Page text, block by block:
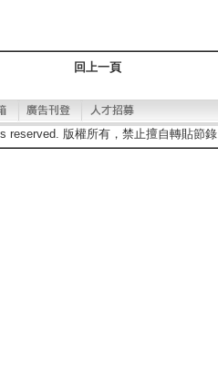
回上一頁
reserved. 版權所有，禁止擅自轉貼節錄